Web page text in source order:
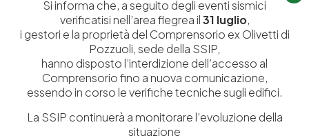
Contribuenti
Contatti
Tutela Whistleblowing
Amministrazione Trasparente
Iscrizione REANA 920756
Si informa che, a seguito degli eventi sismici
verificatisi nell’area flegrea il31 luglio,
i gestori e la proprietà del Comprensorio ex Olivetti di
Pozzuoli, sede della SSIP,
hanno disposto l’interdizione dell’accesso al
Comprensorio fino a nuova comunicazione,
essendo in corso le verifiche tecniche sugli edifici.
La SSIP continuerà a monitorare l’evoluzione della
situazione